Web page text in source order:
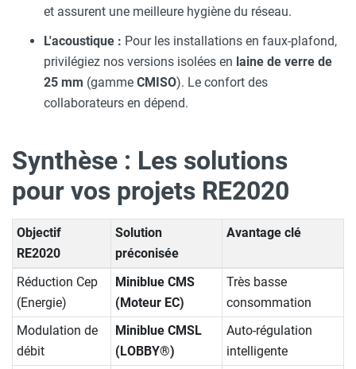
et assurent une meilleure hygiène du réseau.
L'acoustique : Pour les installations en faux-plafond,
privilégiez nos versions isolées en laine de verre de
25 mm (gamme CMISO). Le confort des
collaborateurs en dépend.
Synthèse : Les solutions
pour vos projets RE2020
Objectif
RE2020
Solution
préconisée
Avantage clé
Réduction Cep
(Energie)
Miniblue CMS
(Moteur EC)
Très basse
consommation
Modulation de
débit
Miniblue CMSL
(LOBBY®)
Auto-régulation
intelligente